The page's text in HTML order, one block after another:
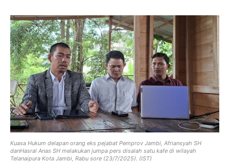
Kuasa Hukum delapan orang eks pejabat Pemprov Jambi, Afriansyah SH
danHasral Anas SH melakukan jumpa pers disalah satu kafe di wilayah
Telanaipura Kota Jambi, Rabu sore (23/7/2025). (IST)